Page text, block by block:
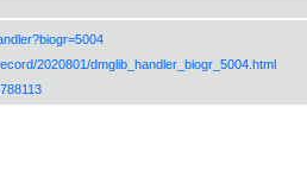
2020801/dmglib_handler_biogr_5004.html